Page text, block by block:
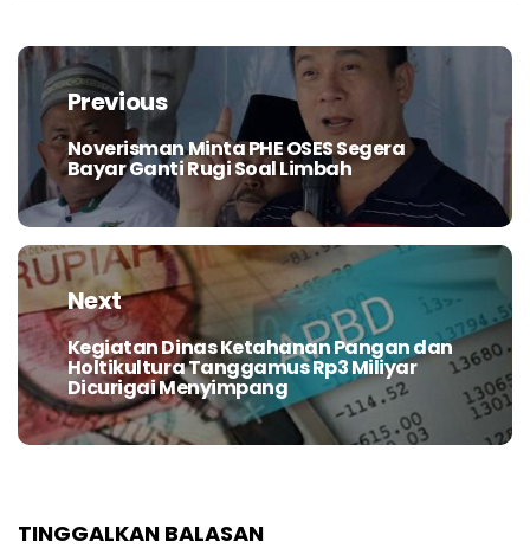
Navigasi
posPrevious
Previous
post:
Noverisman Minta PHE OSES Segera
Bayar Ganti Rugi Soal Limbah
Next
Next
post:
Kegiatan Dinas Ketahanan Pangan dan
Holtikultura Tanggamus Rp3 Miliyar
Dicurigai Menyimpang
TINGGALKAN BALASAN